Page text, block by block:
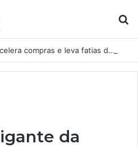
De hotel a galpões, TRX acelera compras e leva fatias de shoppings da Iguatemi por R$ 876 milhões
da